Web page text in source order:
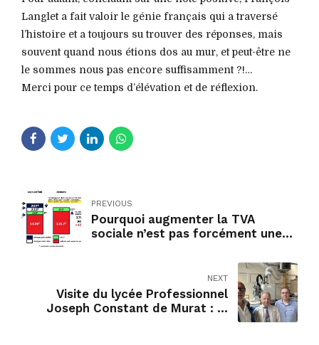
Langlet a fait valoir le génie français qui a traversé
l’histoire et a toujours su trouver des réponses, mais
souvent quand nous étions dos au mur, et peut-être ne
le sommes nous pas encore suffisamment ?!…
Merci pour ce temps d’élévation et de réflexion.
PREVIOUS
Pourquoi augmenter la TVA
sociale n’est pas forcément une
NEXT
Visite du lycée Professionnel
Joseph Constant de Murat : la